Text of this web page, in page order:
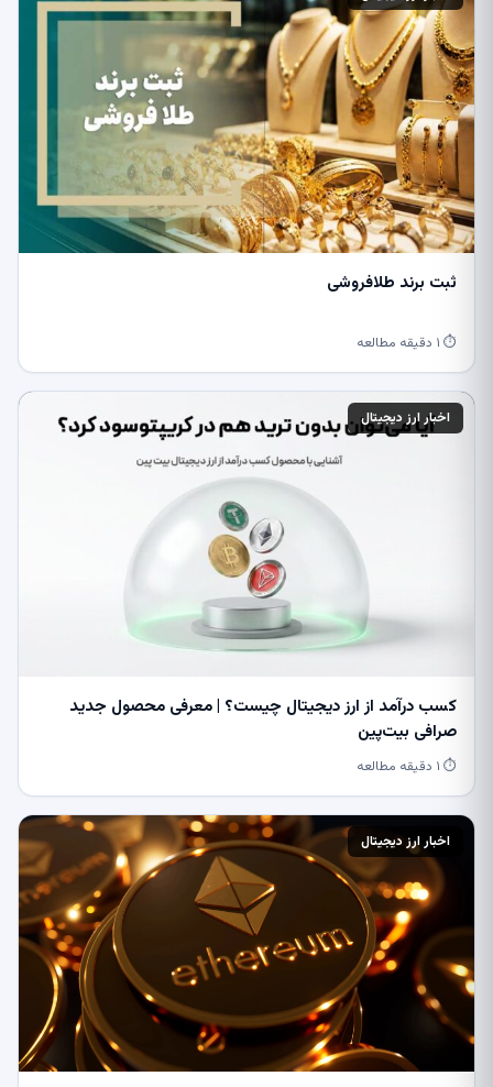
ثبت برند طلافروشی
⏱ ۱ دقیقه مطالعه
اخبار ارز دیجیتال
کسب درآمد از ارز دیجیتال چیست؟ | معرفی محصول جدید
صرافی بیت‌پین
⏱ ۱ دقیقه مطالعه
اخبار ارز دیجیتال